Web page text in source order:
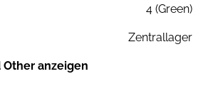
4 (Green)
Zentrallager
Other anzeigen